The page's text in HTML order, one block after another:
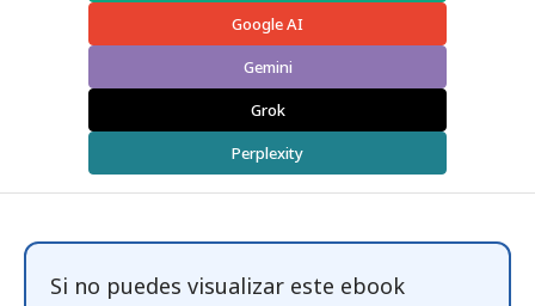
Google AI
Gemini
Grok
Perplexity
Si no puedes visualizar este ebook